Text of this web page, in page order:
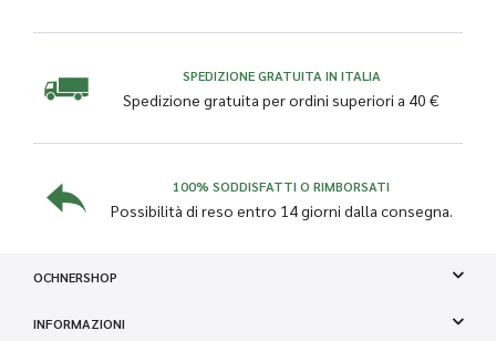
SPEDIZIONE GRATUITA IN ITALIA
Spedizione gratuita per ordini superiori a 40 €
100% SODDISFATTI O RIMBORSATI
Possibilità di reso entro 14 giorni dalla consegna.
OCHNERSHOP
INFORMAZIONI